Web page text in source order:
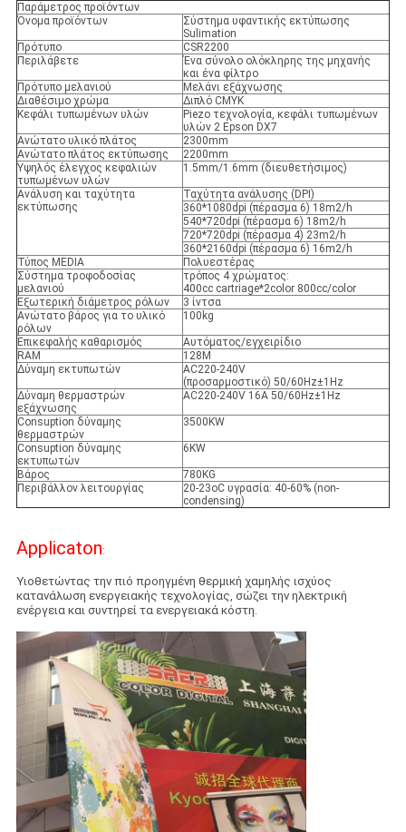
Παράμετρος προϊόντων
Όνομα προϊόντων
Σύστημα υφαντικής εκτύπωσης
Sulimation
Πρότυπο
CSR2200
Περιλάβετε
Ένα σύνολο ολόκληρης της μηχανής
και ένα φίλτρο
Πρότυπο μελανιού
Μελάνι εξάχνωσης
Διαθέσιμο χρώμα
Διπλό CMYK
Κεφάλι τυπωμένων υλών
Piezo τεχνολογία, κεφάλι τυπωμένων
υλών 2 Epson DX7
Ανώτατο υλικό πλάτος
2300mm
Ανώτατο πλάτος εκτύπωσης
2200mm
Υψηλός έλεγχος κεφαλιών
τυπωμένων υλών
1.5mm/1.6mm (διευθετήσιμος)
Ανάλυση και ταχύτητα
εκτύπωσης
Ταχύτητα ανάλυσης (DPI)
360*1080dpi (πέρασμα 6) 18m2/h
540*720dpi (πέρασμα 6) 18m2/h
720*720dpi (πέρασμα 4) 23m2/h
360*2160dpi (πέρασμα 6) 16m2/h
Τύπος MEDIA
Πολυεστέρας
Σύστημα τροφοδοσίας
μελανιού
τρόπος 4 χρώματος:
400cc cartriage*2color 800cc/color
Εξωτερική διάμετρος ρόλων
3 ίντσα
Ανώτατο βάρος για το υλικό
ρόλων
100kg
Επικεφαλής καθαρισμός
Αυτόματος/εγχειρίδιο
RAM
128M
Δύναμη εκτυπωτών
AC220-240V
(προσαρμοστικό) 50/60Hz±1Hz
Δύναμη θερμαστρών
εξάχνωσης
AC220-240V 16A 50/60Hz±1Hz
Consuption δύναμης
θερμαστρών
3500KW
Consuption δύναμης
εκτυπωτών
6KW
Βάρος
780KG
Περιβάλλον λειτουργίας
20-23oC υγρασία: 40-60% (non-
condensing)
Applicaton:
Υιοθετώντας την πιό προηγμένη θερμική χαμηλής ισχύος
κατανάλωση ενεργειακής τεχνολογίας, σώζει την ηλεκτρική
ενέργεια και συντηρεί τα ενεργειακά κόστη.